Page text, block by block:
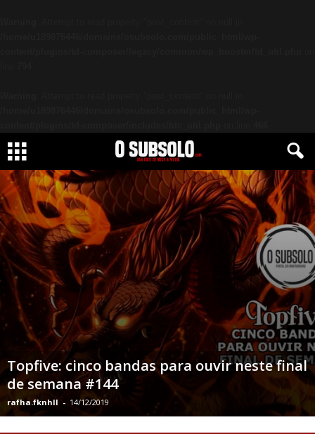
Topfive: cinco bandas para ouvir neste final
de semana #144
rafha.fknhll - 14/12/2019